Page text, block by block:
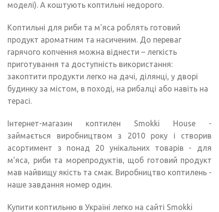
моделі). А коштують коптильні недорого.
Коптильні для риби та м'яса роблять готовий
продукт ароматним та насиченим. До переваг
гарячого копчення можна віднести – легкість
приготування та доступність використання:
закоптити продукти легко на дачі, ділянці, у дворі
будинку за містом, в поході, на рибалці або навіть на
терасі.
Інтернет-магазин коптилен Smokki House -
займається виробництвом з 2010 року і створив
асортимент з понад 20 унікальних товарів - для
м'яса, риби та морепродуктів, щоб готовий продукт
мав найвищу якість та смак. Виробництво коптилень -
наше завдання номер один.
Купити коптильню в Україні легко на сайті Smokki